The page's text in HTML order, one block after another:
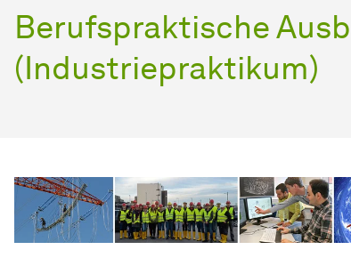
Berufspraktische
(Industriepraktikum)